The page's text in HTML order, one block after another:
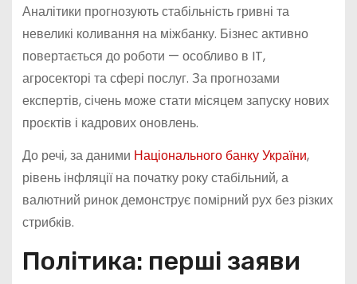
Аналітики прогнозують стабільність гривні та
невеликі коливання на міжбанку. Бізнес активно
повертається до роботи — особливо в IT,
агросекторі та сфері послуг. За прогнозами
експертів, січень може стати місяцем запуску нових
проєктів і кадрових оновлень.
До речі, за даними Національного банку України,
рівень інфляції на початку року стабільний, а
валютний ринок демонструє помірний рух без різких
стрибків.
Політика: перші заяви